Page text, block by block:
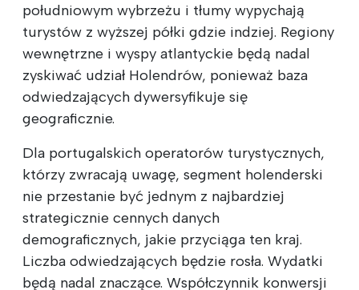
południowym wybrzeżu i tłumy wypychają
turystów z wyższej półki gdzie indziej. Regiony
wewnętrzne i wyspy atlantyckie będą nadal
zyskiwać udział Holendrów, ponieważ baza
odwiedzających dywersyfikuje się
geograficznie.
Dla portugalskich operatorów turystycznych,
którzy zwracają uwagę, segment holenderski
nie przestanie być jednym z najbardziej
strategicznie cennych danych
demograficznych, jakie przyciąga ten kraj.
Liczba odwiedzających będzie rosła. Wydatki
będą nadal znaczące. Współczynnik konwersji